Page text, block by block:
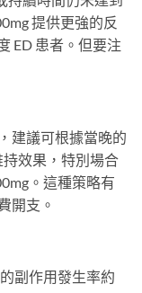
提供更強的反
ED 患者。但要注
建議可根據當晚的
效果，特別場合
。這種策略有
開支。
副作用發生率約